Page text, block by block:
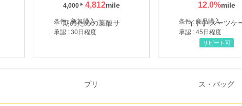
4,000 4,812
条件 : 新規購入
承認 : 30日程度
12.0%
条件 : 商品購入
承認 : 45日程度
リピート可